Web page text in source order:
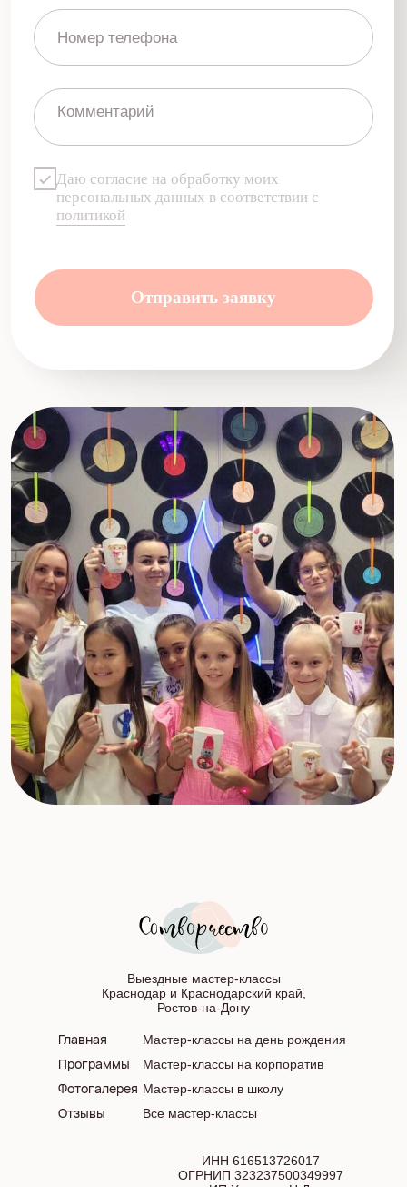
Выездные мастер-классы
Краснодар и Краснодарский край,
Ростов-на-Дону
ИНН 616513726017
ОГРНИП 323237500349997
Главная
Программы
Фотогалерея
Отзывы
Мастер-классы на день рождения
Мастер-классы на корпоратив
Мастер-классы в школу
Все мастер-классы